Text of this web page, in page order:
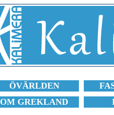
ÖVÄRLDEN
OM GREKLAND